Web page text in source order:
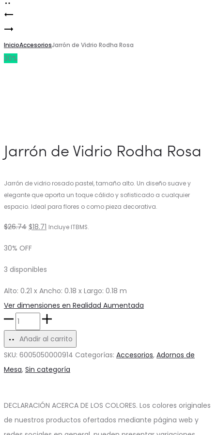
Product
navigation
Vidrio
Floral
Jarrón
de
Vidrio
InicioAccesoriosJarrón de Vidrio Rodha Rosa
30%
Jarrón de Vidrio Rodha Rosa
Jarrón de vidrio rosado pastel, tamaño alto. Un diseño suave y
elegante que aporta un toque cálido y sofisticado a cualquier
espacio. Ideal para flores o como pieza decorativa.
$26.74 El
era:
$18.71 El
es:
Incluye ITBMS.
30% OFF
3 disponibles
Alto: 0.21 x Ancho: 0.18 x Largo: 0.18 m
Ver dimensiones en Realidad Aumentada
Jarrón
de
Vidrio
Añadir al carrito
SKU: 6005050000914 Categorías: Accesorios, Adornos de
Mesa, Sin categoría
DECLARACIÓN ACERCA DE LOS COLORES. Los colores originales
de nuestros productos ofertados mediante página web y